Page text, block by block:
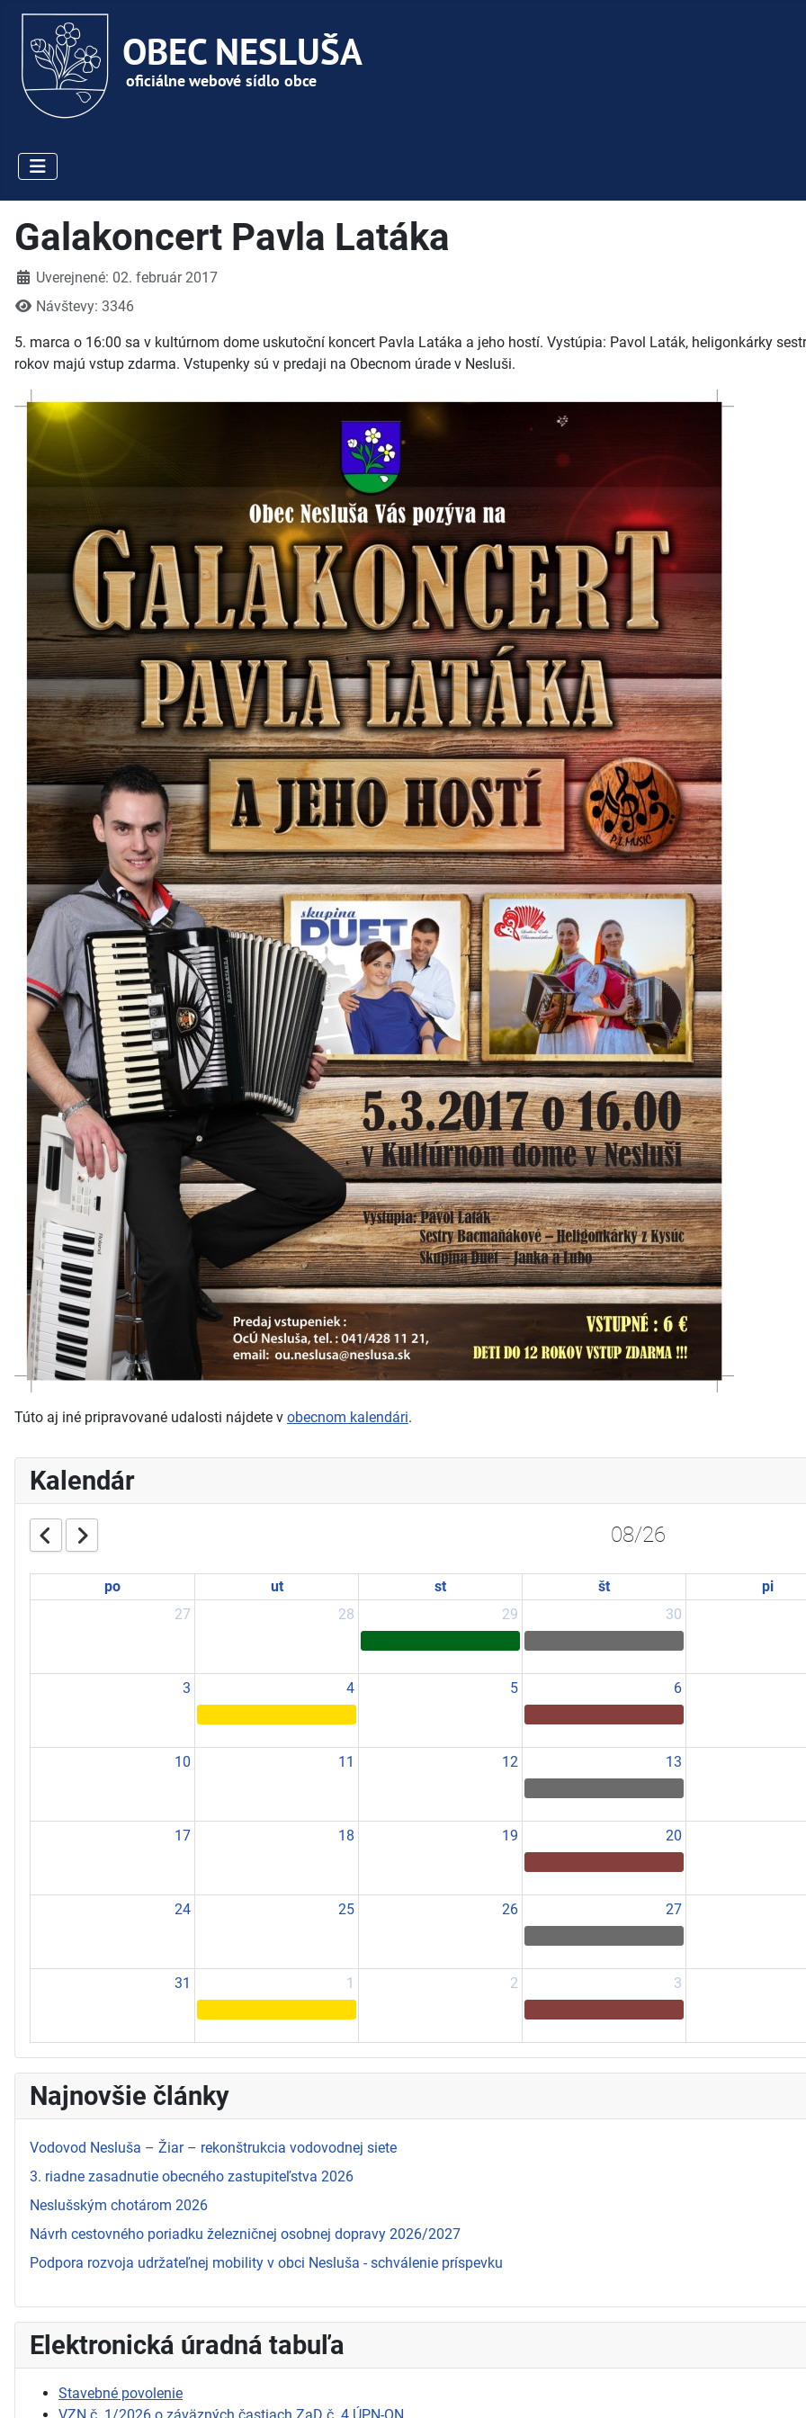
Galakoncert Pavla Latáka
DetailyUverejnené: 02. február 2017
Návštevy: 3346
5. marca o 16:00 sa v kultúrnom dome uskutoční koncert Pavla Latáka a jeho hostí. Vystúpia: Pavol Laták, heligonkárky
rokov majú vstup zdarma. Vstupenky sú v predaji na Obecnom úrade v Nesluši.
Túto aj iné pripravované udalosti nájdete v obecnom kalendári.
Kalendár
08/26
po ut st št pi
27
28 29 30
3 4 5 6
10 11 12 13
17 18 19 20
24 25 26 27
31 1 2 3
Najnovšie články
Vodovod Nesluša – Žiar – rekonštrukcia vodovodnej siete
3. riadne zasadnutie obecného zastupiteľstva 2026
Neslušským chotárom 2026
Návrh cestovného poriadku železničnej osobnej dopravy 2026/2027
Podpora rozvoja udržateľnej mobility v obci Nesluša - schválenie príspevku
Elektronická úradná tabuľa
Stavebné povolenie
VZN č. 1/2026 o záväzných častiach ZaD č. 4 ÚPN-ON